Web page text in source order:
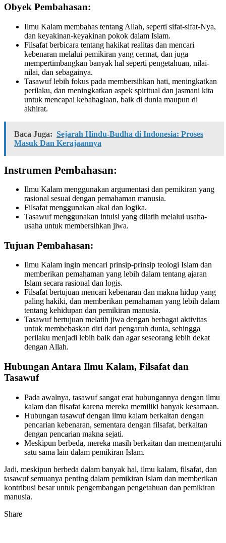
Obyek Pembahasan:
Ilmu Kalam membahas tentang Allah, seperti sifat-sifat-Nya,
dan keyakinan-keyakinan pokok dalam Islam.
Filsafat berbicara tentang hakikat realitas dan mencari
kebenaran melalui pemikiran yang cermat, dan juga
mempertimbangkan banyak hal seperti pengetahuan, nilai-
nilai, dan sebagainya.
Tasawuf lebih fokus pada membersihkan hati, meningkatkan
perilaku, dan meningkatkan aspek spiritual dan jasmani kita
untuk mencapai kebahagiaan, baik di dunia maupun di
akhirat.
Baca Juga: Sejarah Hindu-Budha di Indonesia: Proses
Masuk Dan Kerajaannya
Instrumen Pembahasan:
Ilmu Kalam menggunakan argumentasi dan pemikiran yang
rasional sesuai dengan pemahaman manusia.
Filsafat menggunakan akal dan logika.
Tasawuf menggunakan intuisi yang dilatih melalui usaha-
usaha untuk membersihkan jiwa.
Tujuan Pembahasan:
Ilmu Kalam ingin mencari prinsip-prinsip teologi Islam dan
memberikan pemahaman yang lebih dalam tentang ajaran
Islam secara rasional dan logis.
Filsafat bertujuan mencari kebenaran dan makna hidup yang
paling hakiki, dan memberikan pemahaman yang lebih dalam
tentang kehidupan dan pemikiran manusia.
Tasawuf bertujuan melatih jiwa dengan berbagai aktivitas
untuk membebaskan diri dari pengaruh dunia, sehingga
perilaku menjadi lebih baik dan agar seseorang lebih dekat
dengan Allah.
Hubungan Antara Ilmu Kalam, Filsafat dan
Tasawuf
Pada awalnya, tasawuf sangat erat hubungannya dengan ilmu
kalam dan filsafat karena mereka memiliki banyak kesamaan.
Hubungan tasawuf dengan ilmu kalam berkaitan dengan
pencarian kebenaran, sementara dengan filsafat, berkaitan
dengan pencarian makna sejati.
Meskipun berbeda, mereka masih berkaitan dan memengaruhi
satu sama lain dalam pemikiran Islam.
Jadi, meskipun berbeda dalam banyak hal, ilmu kalam, filsafat, dan
tasawuf semuanya penting dalam pemikiran Islam dan memberikan
kontribusi besar untuk pengembangan pengetahuan dan pemikiran
manusia.
Share